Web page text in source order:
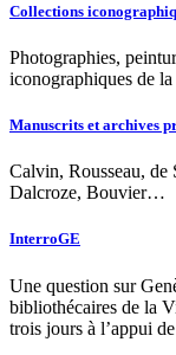
Collections
Photographies,
iconographiques de
Manuscrits et archives
Calvin, Rousseau, de
Dalcroze, Bouvier…
InterroGE
Une question sur
bibliothécaires de la
trois jours à l’appui